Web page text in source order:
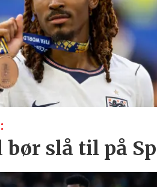
slå til på